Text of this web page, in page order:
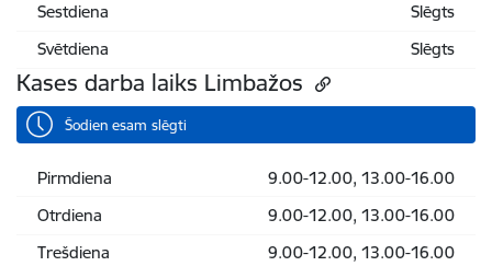
Sestdiena
Slēgts
Svētdiena
Slēgts
Kases darba laiks Limbažos
Šodien esam slēgti
Pirmdiena
9.00-12.00, 13.00-16.00
Otrdiena
9.00-12.00, 13.00-16.00
Trešdiena
9.00-12.00, 13.00-16.00